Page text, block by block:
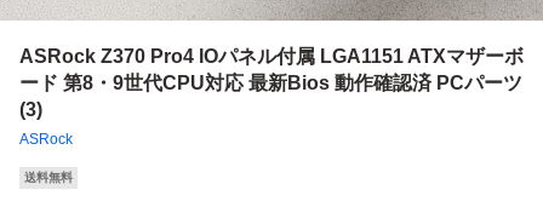
ASRock Z370 Pro4 IOパネル付属 LGA1151 ATXマザーボ
ード 第8・9世代CPU対応 最新Bios 動作確認済 PCパーツ
(3)
ASRock
送料無料